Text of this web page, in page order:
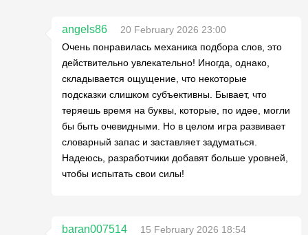
angels86
20 February 2026 23:00
Очень понравилась механика подбора слов, это
действительно увлекательно! Иногда, однако,
складывается ощущение, что некоторые
подсказки слишком субъективны. Бывает, что
теряешь время на буквы, которые, по идее, могли
бы быть очевидными. Но в целом игра развивает
словарный запас и заставляет задуматься.
Надеюсь, разработчики добавят больше уровней,
чтобы испытать свои силы!
baran007514
15 February 2026 18:54